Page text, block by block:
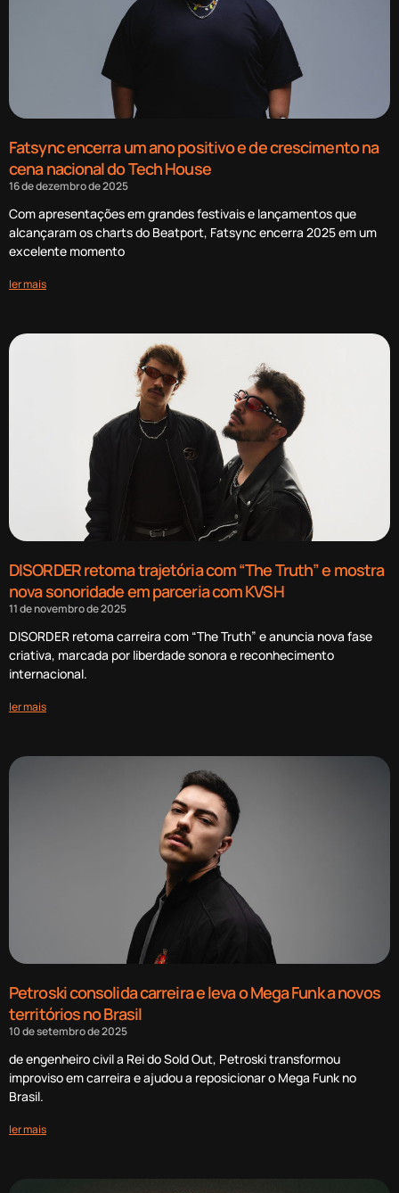
Fatsync encerra um ano positivo e de crescimento na
cena nacional do Tech House
16 de dezembro de 2025
Com apresentações em grandes festivais e lançamentos que
alcançaram os charts do Beatport, Fatsync encerra 2025 em um
excelente momento
ler mais
DISORDER retoma trajetória com “The Truth” e mostra
nova sonoridade em parceria com KVSH
11 de novembro de 2025
DISORDER retoma carreira com “The Truth” e anuncia nova fase
criativa, marcada por liberdade sonora e reconhecimento
internacional.
ler mais
Petroski consolida carreira e leva o Mega Funk a novos
territórios no Brasil
10 de setembro de 2025
de engenheiro civil a Rei do Sold Out, Petroski transformou
improviso em carreira e ajudou a reposicionar o Mega Funk no
Brasil.
ler mais